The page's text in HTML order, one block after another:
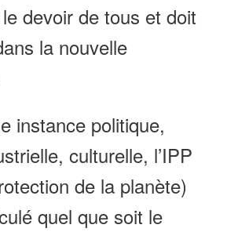
devoir de tous et doit
la nouvelle
instance politique,
culturelle, l’IPP
de la planète)
quel que soit le